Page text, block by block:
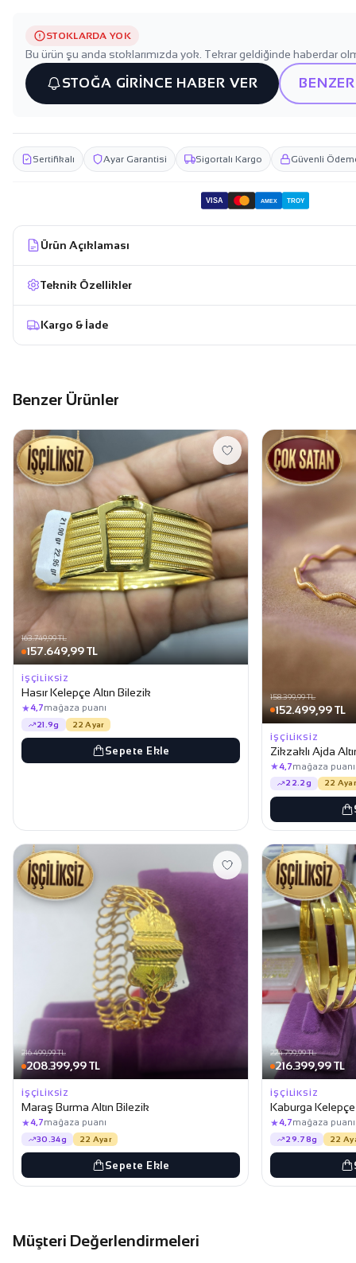
STOKLARDA YOK
Bu ürün şu anda stoklarımızda yok. Tekrar geldiğinde haberdar
STOĞA GİRİNCE HABER VER
Sertifikalı Ayar Garantisi Sigortalı Kargo Güvenli
VISA AMEX TROY
Ürün Açıklaması
Teknik Özellikler
Kargo & İade
Benzer Ürünler
163.749,99 TL
157.649,99 TL
İŞÇILIKSIZ
Hasır Kelepçe Altın Bilezik
★4,7mağaza puanı
21.9g 22 Ayar
Sepete Ekle
158.399,99 TL
152.499,99 TL
İŞÇILIKSIZ
Zikzaklı Ajda
★4,7mağaza puanı
22.2g 22 Ayar
216.499,99 TL
208.399,99 TL
İŞÇILIKSIZ
Maraş Burma Altın Bilezik
★4,7mağaza puanı
30.34g 22 Ayar
Sepete Ekle
224.799,99 TL
216.399,99 TL
İŞÇILIKSIZ
Kaburga
★4,7mağaza puanı
29.78g 22
Müşteri Değerlendirmeleri